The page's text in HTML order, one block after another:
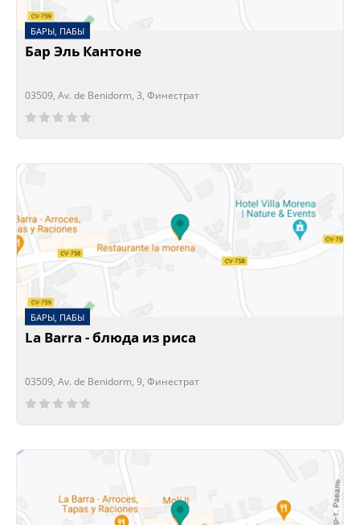
БАРЫ, ПАБЫ
Бар Эль Кантоне
03509, Av. de Benidorm, 3, Финестрат
Сейчас открыто!
Сейчас закрыто!
БАРЫ, ПАБЫ
La Barra - блюда из риса
03509, Av. de Benidorm, 9, Финестрат
Сейчас открыто!
Сейчас закрыто!